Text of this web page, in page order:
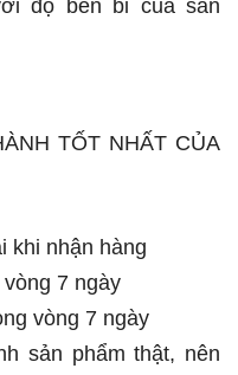
độ bền bỉ của sản
TỐT NHẤT CỦA
khi nhận hàng
7 ngày
vòng 7 ngày
sản phẩm thật, nên